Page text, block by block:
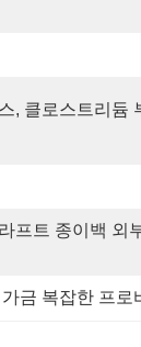
, 클로스트리듐
프트 종이백 외
가금 복잡한 프로